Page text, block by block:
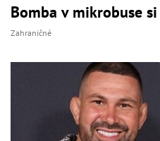
Bomba v mikrobuse
Zahraničné